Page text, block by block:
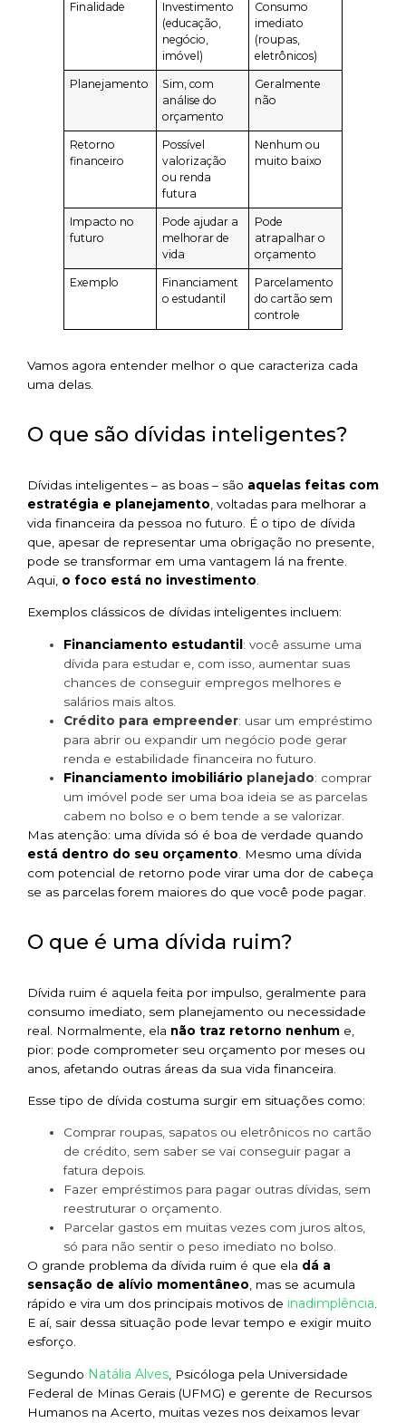
Finalidade
Investimento
(educação,
negócio,
imóvel)
Consumo
imediato
(roupas,
eletrônicos)
Planejamento
Sim, com
análise do
orçamento
Geralmente
não
Retorno
financeiro
Possível
valorização
ou renda
futura
Nenhum ou
muito baixo
Impacto no
futuro
Pode ajudar a
melhorar de
vida
Pode
atrapalhar o
orçamento
Exemplo
Financiament
o estudantil
Parcelamento
do cartão sem
controle
Vamos agora entender melhor o que caracteriza cada
uma delas.
O que são dívidas inteligentes?
Dívidas inteligentes – as boas – são aquelas feitas com
estratégia e planejamento , voltadas para melhorar a
vida financeira da pessoa no futuro. É o tipo de dívida
que, apesar de representar uma obrigação no presente,
pode se transformar em uma vantagem lá na frente.
Aqui, o foco está no investimento
Exemplos clássicos de dívidas inteligentes incluem:
Financiamento estudantil: você assume uma
dívida para estudar e, com isso, aumentar suas
chances de conseguir empregos melhores e
salários mais altos.
Crédito para empreender: usar um empréstimo
para abrir ou expandir um negócio pode gerar
renda e estabilidade financeira no futuro.
Financiamento imobiliário planejado: comprar
um imóvel pode ser uma boa ideia se as parcelas
cabem no bolso e o bem tende a se valorizar.
Mas atenção: uma dívida só é boa de verdade quando
está dentro do seu orçamento . Mesmo uma dívida
com potencial de retorno pode virar uma dor de cabeça
se as parcelas forem maiores do que você pode pagar.
O que é uma dívida ruim?
Dívida ruim é aquela feita por impulso, geralmente para
consumo imediato, sem planejamento ou necessidade
real. Normalmente, ela não traz retorno nenhum e,
pior: pode comprometer seu orçamento por meses ou
anos, afetando outras áreas da sua vida financeira.
Esse tipo de dívida costuma surgir em situações como:
Comprar roupas, sapatos ou eletrônicos no cartão
de crédito, sem saber se vai conseguir pagar a
fatura depois.
Fazer empréstimos para pagar outras dívidas, sem
reestruturar o orçamento.
Parcelar gastos em muitas vezes com juros altos,
só para não sentir o peso imediato no bolso.
O grande problema da dívida ruim é que ela dá a
sensação de alívio momentâneo, mas se acumula
rápido e vira um dos principais motivos de inadimplência.
E aí, sair dessa situação pode levar tempo e exigir muito
esforço.
Segundo Natália Alves , Psicóloga pela Universidade
Federal de Minas Gerais (UFMG) e gerente de Recursos
Humanos na Acerto, muitas vezes nos deixamos levar